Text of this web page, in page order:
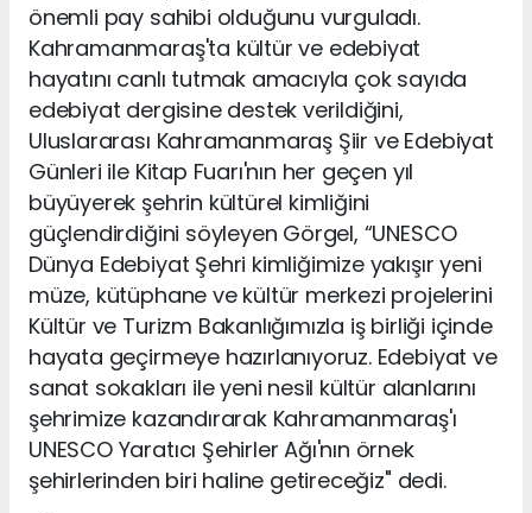
önemli pay sahibi olduğunu vurguladı.
Kahramanmaraş'ta kültür ve edebiyat
hayatını canlı tutmak amacıyla çok sayıda
edebiyat dergisine destek verildiğini,
Uluslararası Kahramanmaraş Şiir ve Edebiyat
Günleri ile Kitap Fuarı'nın her geçen yıl
büyüyerek şehrin kültürel kimliğini
güçlendirdiğini söyleyen Görgel, “UNESCO
Dünya Edebiyat Şehri kimliğimize yakışır yeni
müze, kütüphane ve kültür merkezi projelerini
Kültür ve Turizm Bakanlığımızla iş birliği içinde
hayata geçirmeye hazırlanıyoruz. Edebiyat ve
sanat sokakları ile yeni nesil kültür alanlarını
şehrimize kazandırarak Kahramanmaraş'ı
UNESCO Yaratıcı Şehirler Ağı'nın örnek
şehirlerinden biri haline getireceğiz" dedi.